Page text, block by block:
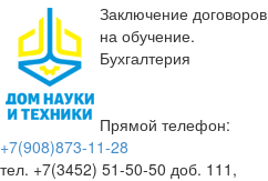
Заключение договоров
на обучение.
Бухгалтерия
Прямой телефон:
+7(908)873-11-28
тел. +7(3452) 51-50-50 доб. 111,